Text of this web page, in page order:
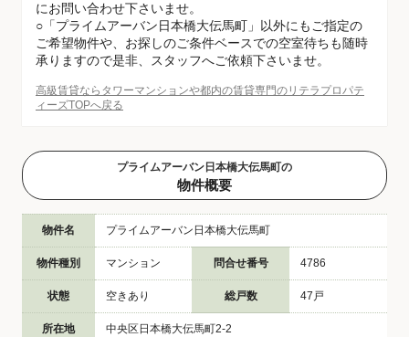
にお問い合わせ下さいませ。
○「プライムアーバン日本橋大伝馬町」以外にもご指定の
ご希望物件や、お探しのご条件ベースでの空室待ちも随時
承りますので是非、スタッフへご依頼下さいませ。
高級賃貸ならタワーマンションや都内の賃貸専門のリテラプロパテ
ィーズTOPへ戻る
プライムアーバン日本橋大伝馬町の
物件概要
物件名 プライムアーバン日本橋大伝馬町
物件種別 マンション 問合せ番号 4786
状態 空きあり 総戸数 47戸
所在地 中央区日本橋大伝馬町2-2